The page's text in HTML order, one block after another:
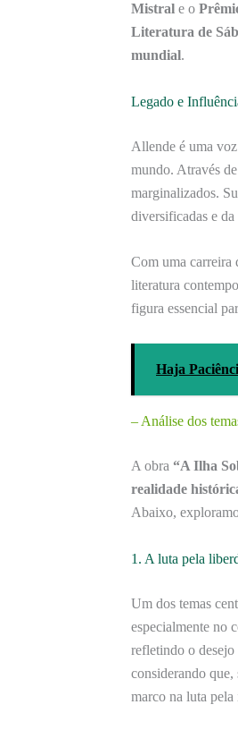
Mistral e o
Literatura de
mundial.
Legado e
Allende é uma
mundo. Através
marginalizados.
diversificadas e da
Com uma carreira
literatura
figura essencial
Haja
– Análise dos
A obra “A Ilha
realidade
Abaixo,
1. A luta pela
Um dos temas
especialmente no
refletindo o desejo
considerando
marco na luta pela